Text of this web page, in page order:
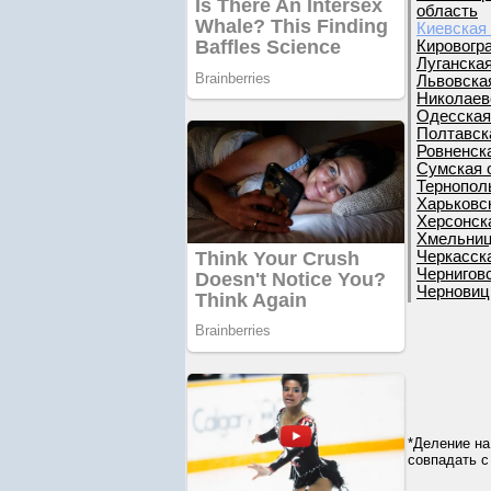
область
Сумская
*Деление
совпадать